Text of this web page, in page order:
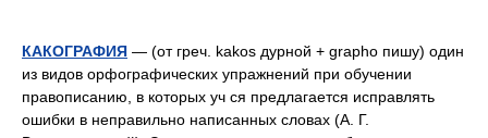
КАКОГРАФИЯ — (от греч. kakos дурной + grapho пишу) один
из видов орфографических упражнений при обучении
правописанию, в которых уч ся предлагается исправлять
ошибки в неправильно написанных словах (А. Г.